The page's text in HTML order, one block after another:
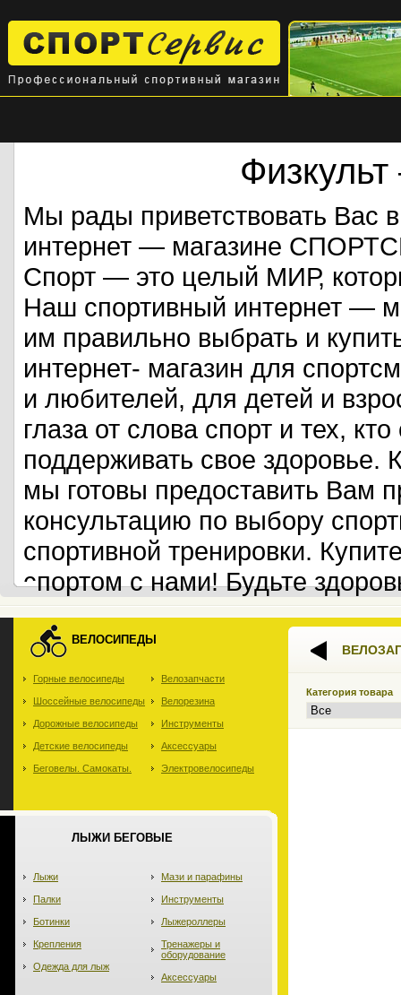
Мы рады приветствовать Вас
интернет — магазине
Спорт — это целый МИР,
Наш спортивный интернет —
им правильно выбрать и
интернет- магазин для
и любителей, для детей и
глаза от слова спорт и тех,
поддерживать свое
мы готовы предоставить Вам
консультацию по выбору
спортивной тренировки.
спортом с нами! Будьте
ВЕЛОСИПЕДЫ
Горные велосипеды
Шоссейные велосипеды
Дорожные велосипеды
Детские велосипеды
Беговелы. Самокаты.
Велозапчасти
Велорезина
Инструменты
Аксессуары
Электровелосипеды
ЛЫЖИ БЕГОВЫЕ
Лыжи
Палки
Ботинки
Крепления
Одежда для лыж
Мази и парафины
Инструменты
Лыжероллеры
Тренажеры и
оборудование
Аксессуары
Категория товара